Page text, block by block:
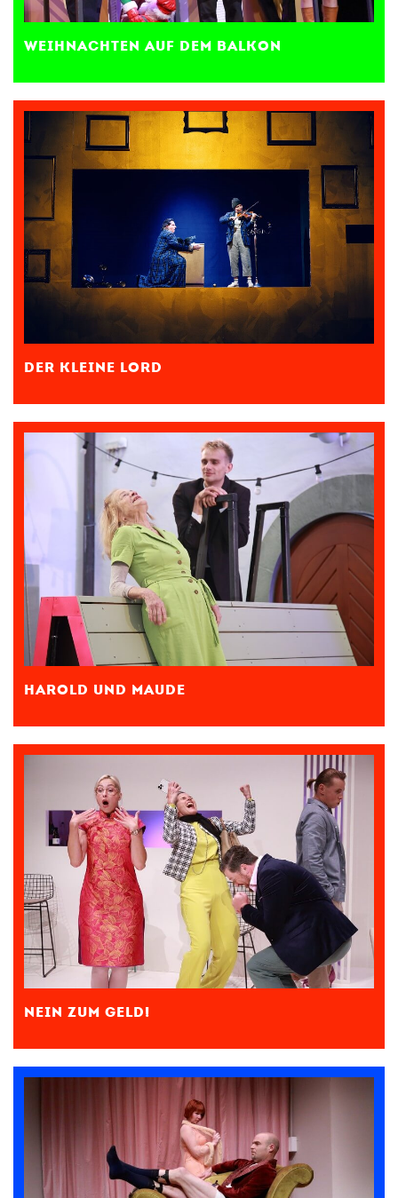
WEIHNACHTEN AUF DEM BALKON
DER KLEINE LORD
HAROLD UND MAUDE
NEIN ZUM GELD!